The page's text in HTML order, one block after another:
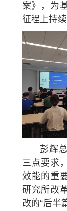
案》，为
征程上持
彭辉
三点要求
效能的重
研究所改
改的“后半